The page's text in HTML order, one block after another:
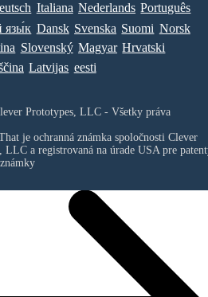
Italiana Nederlands Português
язы́к Dansk Svenska Suomi Norsk
Slovenský Magyar Hrvatski
Latvijas eesti
Prototypes, LLC - Všetky práva
je ochranná známka spoločnosti Clever
LLCa registrovaná na úrade USA pre